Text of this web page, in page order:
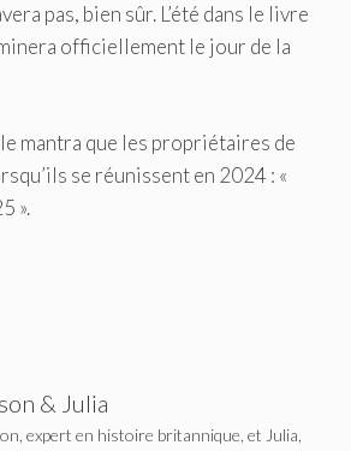
pas, bien sûr. L’été dans le livre
officiellement le jour de la
mantra que les propriétaires de
se réunissent en 2024 : «
».
& Julia
expert en histoire britannique, et Julia,